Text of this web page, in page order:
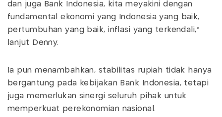
dan juga Bank Indonesia, kita meyakini dengan
fundamental ekonomi yang Indonesia yang baik,
pertumbuhan yang baik, inflasi yang terkendali,"
lanjut Denny.
Ia pun menambahkan, stabilitas rupiah tidak hanya
bergantung pada kebijakan Bank Indonesia, tetapi
juga memerlukan sinergi seluruh pihak untuk
memperkuat perekonomian nasional.